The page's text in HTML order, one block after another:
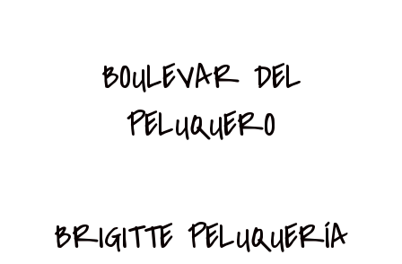
BOULEVAR DEL
PELUQUERO
BRIGITTE PELUQUERÍA